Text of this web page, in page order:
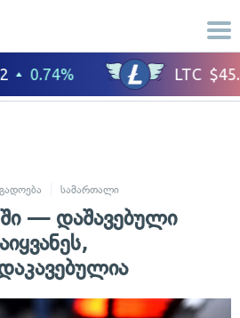
სამართალი
— დაშავებული